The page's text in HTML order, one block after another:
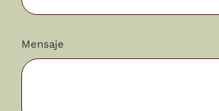
Mensaje